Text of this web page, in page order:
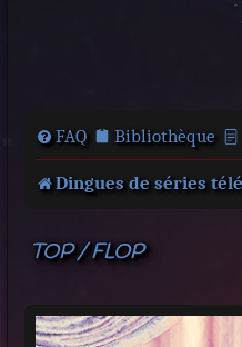
FAQ Bibliothèque
Dingues de séries
TOP / FLOP